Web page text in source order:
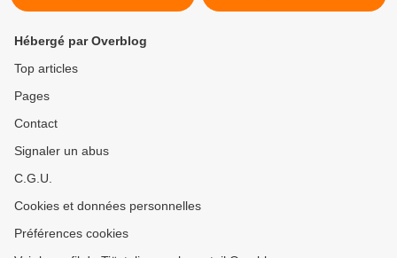
Hébergé par Overblog
Top articles
Pages
Contact
Signaler un abus
C.G.U.
Cookies et données personnelles
Préférences cookies